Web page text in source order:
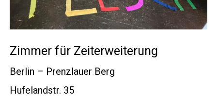
Zimmer für Zeiterweiterung
Berlin – Prenzlauer Berg
Hufelandstr. 35